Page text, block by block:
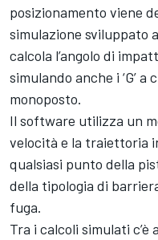
posizionamento viene
simulazione sviluppato
calcola l’angolo di
simulando anche i ‘G’
monoposto.
Il software utilizza un
velocità e la traiettoria
qualsiasi punto della
della tipologia di
fuga.
Tra i calcoli simulati